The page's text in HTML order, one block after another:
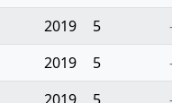
2019 5
2019 5